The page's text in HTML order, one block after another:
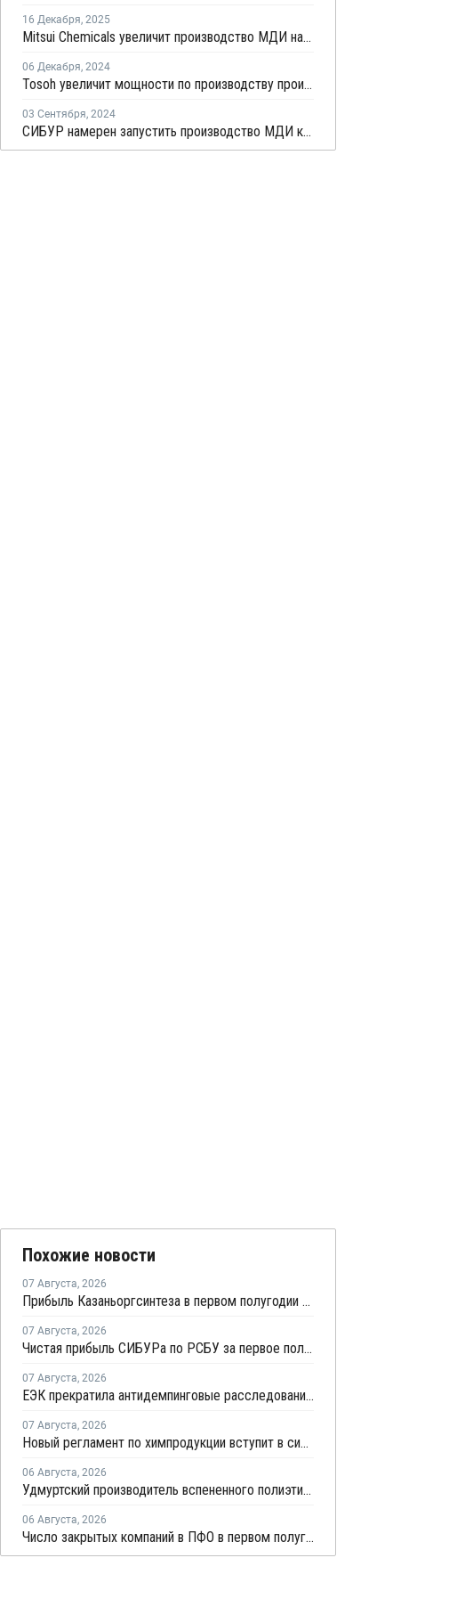
16 Декабря, 2025
Mitsui Chemicals увеличит производство МДИ на 100 тыс. тонн в год
06 Декабря, 2024
Tosoh увеличит мощности по производству производных ГМДИ в Японии
03 Сентября, 2024
СИБУР намерен запустить производство МДИ к концу этого года
Похожие новости
07 Августа, 2026
Прибыль Казаньоргсинтеза в первом полугодии сократилась более чем в 2 раза
07 Августа, 2026
Чистая прибыль СИБУРа по РСБУ за первое полугодие сократилась в 3,6 раза
07 Августа, 2026
ЕЭК прекратила антидемпинговые расследования против ПЭ и ПП из Азербайджана и Туркменистана
07 Августа, 2026
Новый регламент по химпродукции вступит в силу в сентябре 2027 года
06 Августа, 2026
Удмуртский производитель вспененного полиэтилена нарастит выпуск на 15%
06 Августа, 2026
Число закрытых компаний в ПФО в первом полугодии 2026 года вдвое превысило число новых